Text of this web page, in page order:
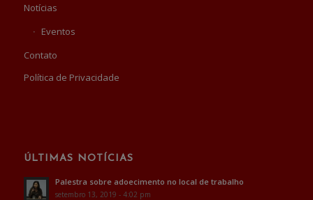
Notícias
Eventos
Contato
Política de Privacidade
ÚLTIMAS NOTÍCIAS
Palestra sobre adoecimento no local de trabalho
setembro 13, 2019 - 4:02 pm